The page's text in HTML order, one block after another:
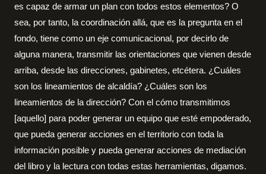
es capaz de armar un plan con todos estos elementos? O
sea, por tanto, la coordinación allá, que es la pregunta en el
fondo, tiene como un eje comunicacional, por decirlo de
alguna manera, transmitir las orientaciones que vienen desde
arriba, desde las direcciones, gabinetes, etcétera. ¿Cuáles
son los lineamientos de alcaldía? ¿Cuáles son los
lineamientos de la dirección? Con el cómo transmitimos
[aquello] para poder generar un equipo que esté empoderado,
que pueda generar acciones en el territorio con toda la
información posible y pueda generar acciones de mediación
del libro y la lectura con todas estas herramientas, digamos.